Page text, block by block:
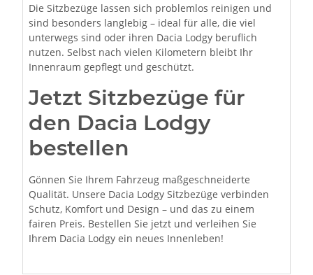
Die Sitzbezüge lassen sich problemlos reinigen und
sind besonders langlebig – ideal für alle, die viel
unterwegs sind oder ihren Dacia Lodgy beruflich
nutzen. Selbst nach vielen Kilometern bleibt Ihr
Innenraum gepflegt und geschützt.
Jetzt Sitzbezüge für
den Dacia Lodgy
bestellen
Gönnen Sie Ihrem Fahrzeug maßgeschneiderte
Qualität. Unsere Dacia Lodgy Sitzbezüge verbinden
Schutz, Komfort und Design – und das zu einem
fairen Preis. Bestellen Sie jetzt und verleihen Sie
Ihrem Dacia Lodgy ein neues Innenleben!